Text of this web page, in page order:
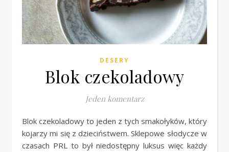
DESERY
Blok czekoladowy
Jeden komentarz
Blok czekoladowy to jeden z tych smakołyków, który
kojarzy mi się z dzieciństwem. Sklepowe słodycze w
czasach PRL to był niedostępny luksus więc każdy